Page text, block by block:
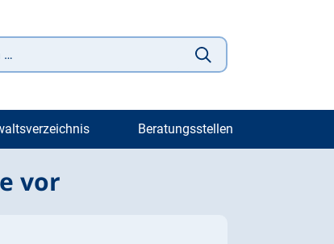
Beratungsstellen
vor